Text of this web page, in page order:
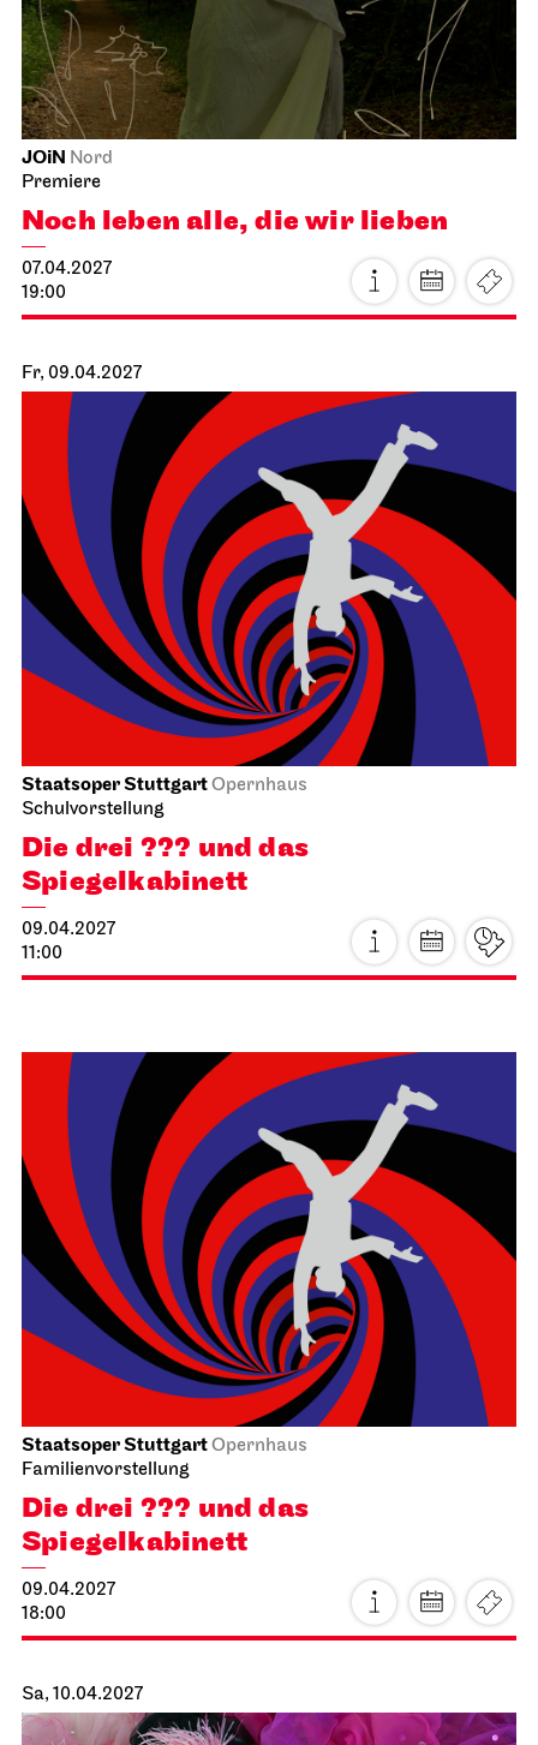
Fr, 16.04.2027
Stuttgarter Ballett
Schauspielhaus
Premiere
Ballettabend
CREATIONS XVI – XIX
16.04.2027
19:00
Noch leben alle, die wir lieben
16.04.2027
19:00
Sa, 17.04.2027
Staatsoper StuttgartOpernhaus